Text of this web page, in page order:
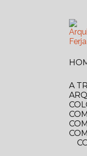
A
COMO ENCONTRAR O ENCANADOR MAIS PRÓXIMO DE VOCÊ? GUIA COMPLETO PARA RESOLVER SEUS PROBLEMAS